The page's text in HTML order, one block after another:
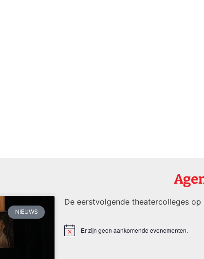
NIEUWS
De eerstvolgende theatercolleges op
BerichtEr zijn geen aankomende evenementen.